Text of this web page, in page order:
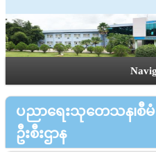
ပညာရေးသုတေသန၊စီ
ဦးစီးဌာန